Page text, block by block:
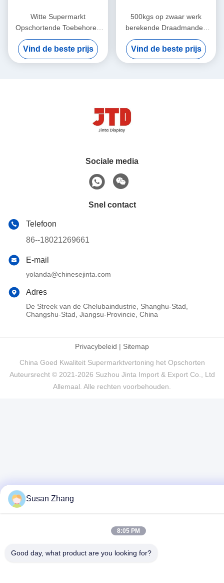
Witte Supermarkt
Opschortende Toebehoren
1000mm Kapstokbar
Vind de beste prijs
500kgs op zwaar werk
berekende Draadmanden
1200mm 900mm Draad
Mesh Storage Cages
Vind de beste prijs
Sociale media
Snel contact
Telefoon
86--18021269661
E-mail
yolanda@chinesejinta.com
Adres
De Streek van de Chelubaindustrie, Shanghu-Stad,
Changshu-Stad, Jiangsu-Provincie, China
Privacybeleid | Sitemap
China Goed Kwaliteit Supermarktvertoning het Opschorten
Auteursrecht © 2021-2026 Suzhou Jinta Import & Export Co., Ltd
Allemaal. Alle rechten voorbehouden.
Susan Zhang
8:05 PM
Good day, what product are you looking for?